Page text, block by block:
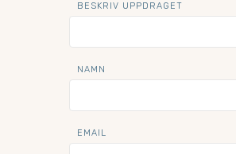
BESKRIV UPPDRAGET
NAMN
EMAIL